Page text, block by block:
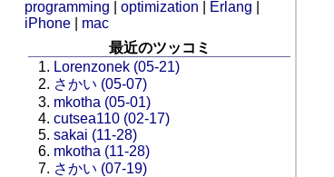
programming |optimization Erlang
iPhone
mac
最近のツッコミ
Lorenzonek (05-21)
さかい (05-07)
mkotha (05-01)
cutsea110 (02-17)
sakai (11-28)
mkotha (11-28)
さかい (07-19)